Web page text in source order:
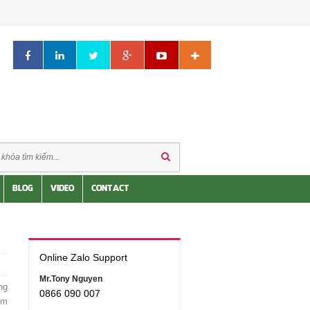
BLOG VIDEO CONTACT
Online Zalo Support
Mr.Tony Nguyen
0866 090 007